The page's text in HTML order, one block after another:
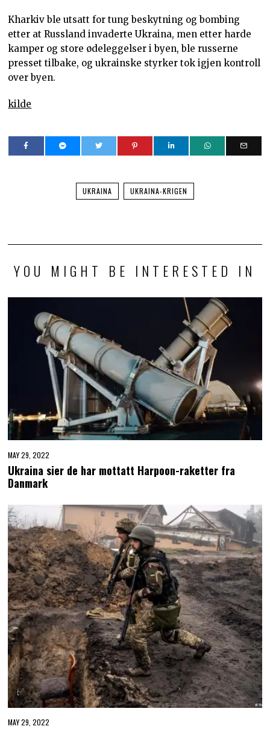
Kharkiv ble utsatt for tung beskytning og bombing
etter at Russland invaderte Ukraina, men etter harde
kamper og store ødeleggelser i byen, ble russerne
presset tilbake, og ukrainske styrker tok igjen kontroll
over byen.
kilde
UKRAINA UKRAINA-KRIGEN
YOU MIGHT BE INTERESTED IN
MAY 29, 2022
Ukraina sier de har mottatt Harpoon-raketter fra
Danmark
MAY 29, 2022